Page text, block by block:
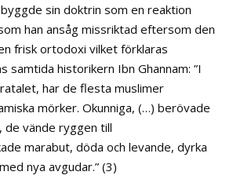
sin doktrin som en reaktion
han ansåg missriktad eftersom den
frisk ortodoxi vilket förklaras
samtida historikern Ibn Ghannam: ”I
har de flesta muslimer
mörker. Okunniga, (…) berövade
vände ryggen till
marabut, döda och levande, dyrka
nya avgudar.” (3)